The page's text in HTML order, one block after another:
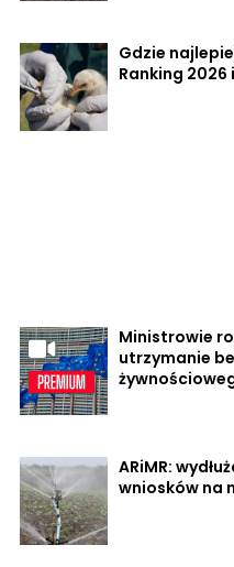
Gdzie
Ranking
Ministrowie
utrzymanie
ARiMR:
wniosków na